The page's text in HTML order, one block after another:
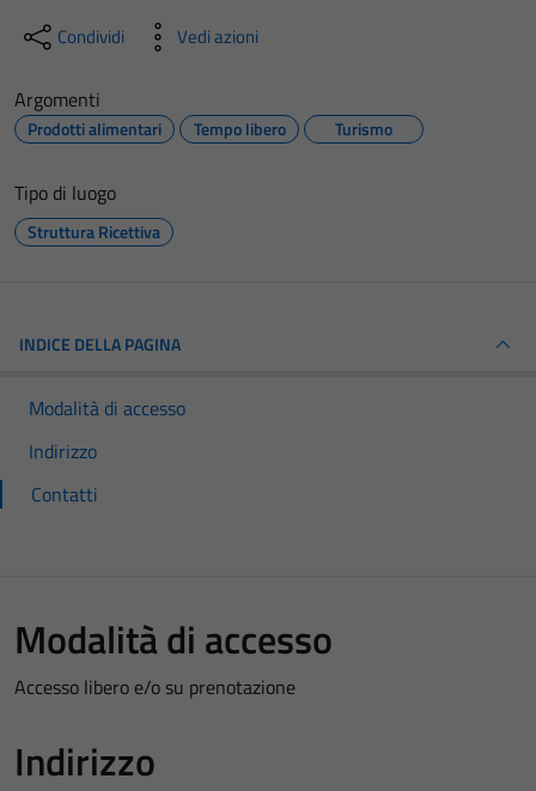
Condividi Vedi azioni
Argomenti
Prodotti alimentari Tempo libero Turismo
Tipo di luogo
Struttura Ricettiva
INDICE DELLA PAGINA
Modalità di accesso
Indirizzo
Contatti
Modalità di accesso
Accesso libero e/o su prenotazione
Indirizzo